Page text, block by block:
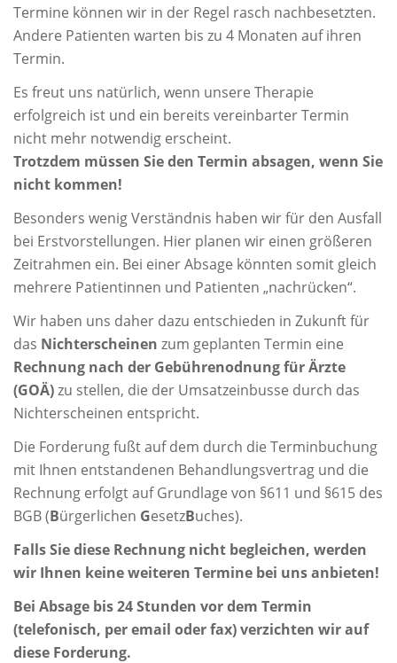
Termine können wir in der Regel rasch nachbesetzten.
Andere Patienten warten bis zu 4 Monaten auf ihren
Termin.
Es freut uns natürlich, wenn unsere Therapie
erfolgreich ist und ein bereits vereinbarter Termin
nicht mehr notwendig erscheint.
Trotzdem müssen Sie den Termin absagen, wenn Sie
nicht kommen!
Besonders wenig Verständnis haben wir für den Ausfall
bei Erstvorstellungen. Hier planen wir einen größeren
Zeitrahmen ein. Bei einer Absage könnten somit gleich
mehrere Patientinnen und Patienten „nachrücken“.
Wir haben uns daher dazu entschieden in Zukunft für
das Nichterscheinen zum geplanten Termin eine
Rechnung nach der Gebührenodnung für Ärzte
(GOÄ)zu stellen, die der Umsatzeinbusse durch das
Nichterscheinen entspricht.
Die Forderung fußt auf dem durch die Terminbuchung
mit Ihnen entstandenen Behandlungsvertrag und die
Rechnung erfolgt auf Grundlage von §611 und §615 des
BGB (Bürgerlichen GesetzBuches).
Falls Sie diese Rechnung nicht begleichen, werden
wir Ihnen keine weiteren Termine bei uns anbieten!
Bei Absage bis 24 Stunden vor dem Termin
(telefonisch, per email oder fax) verzichten wir auf
diese Forderung.